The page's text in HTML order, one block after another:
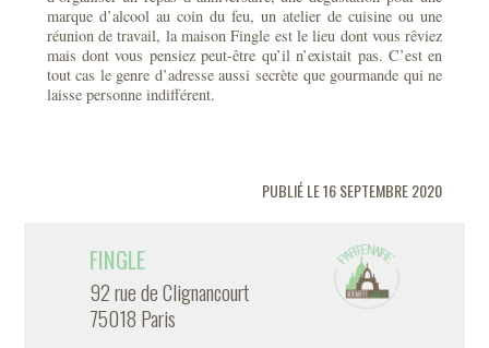
marque d’alcool au coin du feu, un atelier de cuisine ou une
réunion de travail, la maison Fingle est le lieu dont vous rêviez
mais dont vous pensiez peut-être qu’il n’existait pas. C’est en
tout cas le genre d’adresse aussi secrète que gourmande qui ne
laisse personne indifférent.
PUBLIÉ LE 16 SEPTEMBRE 2020
FINGLE
92 rue de Clignancourt
75018 Paris